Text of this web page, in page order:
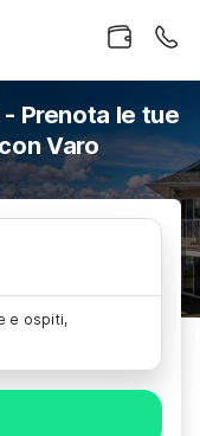
Prenota le tue
Varo
e ospiti,